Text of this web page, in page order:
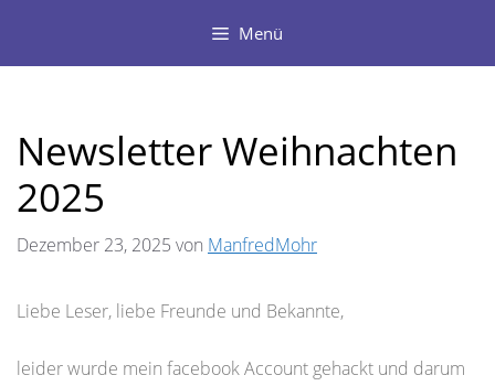
Menü
Newsletter Weihnachten
2025
Dezember 23, 2025 von ManfredMohr
Liebe Leser, liebe Freunde und Bekannte,
leider wurde mein facebook Account gehackt und darum